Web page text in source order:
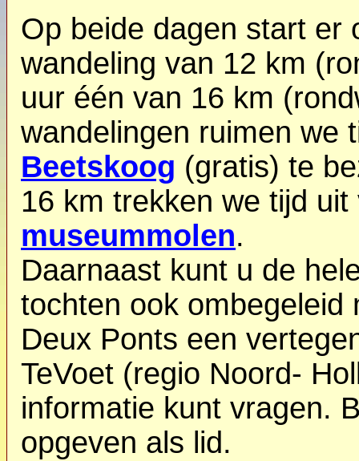
Op beide dagen start er
wandeling van 12 km
uur één van 16 km
wandelingen ruimen we
Beetskoog (gratis) te
16 km trekken we tijd
museummolen.
Daarnaast kunt u de
tochten ook
Deux Ponts een
TeVoet (regio Noord-
informatie kunt vragen.
opgeven als lid.